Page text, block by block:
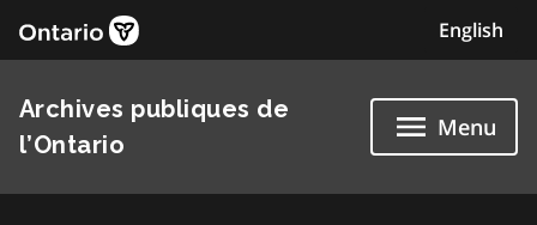
English
Archives publiques de
l’Ontario
Menu